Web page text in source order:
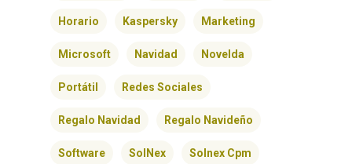
Horario Kaspersky Marketing
Microsoft Navidad Novelda
Portátil Redes Sociales
Regalo Navidad Regalo Navideño
Software SolNex Solnex Cpm